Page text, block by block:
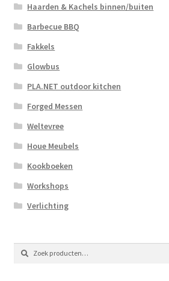
Haarden & Kachels binnen/buiten
Barbecue BBQ
Fakkels
Glowbus
PLA.NET outdoor kitchen
Forged Messen
Weltevree
Houe Meubels
Kookboeken
Workshops
Verlichting
Zoeken
naar:
Zoeken